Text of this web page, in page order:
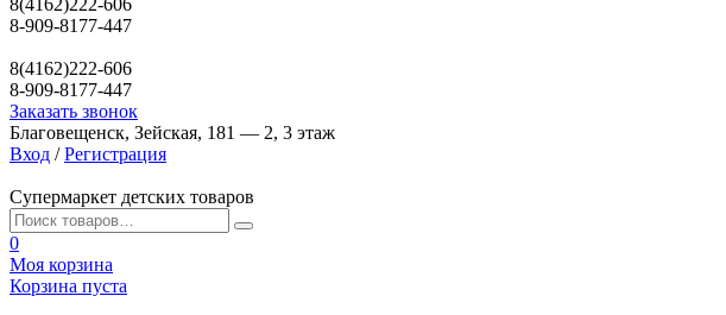
8(4162)222-606
8-909-8177-447
8(4162)222-606
8-909-8177-447
Заказать звонок
Благовещенск, Зейская, 181 — 2, 3 этаж
Вход / Регистрация
Супермаркет детских товаров
0
Моя корзина
Корзина пуста